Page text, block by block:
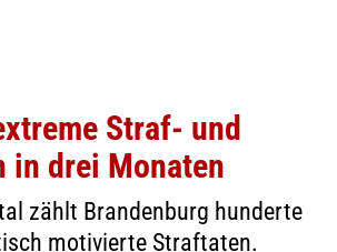
Straf- und
in drei Monaten
zählt Brandenburg hunderte
motivierte Straftaten.